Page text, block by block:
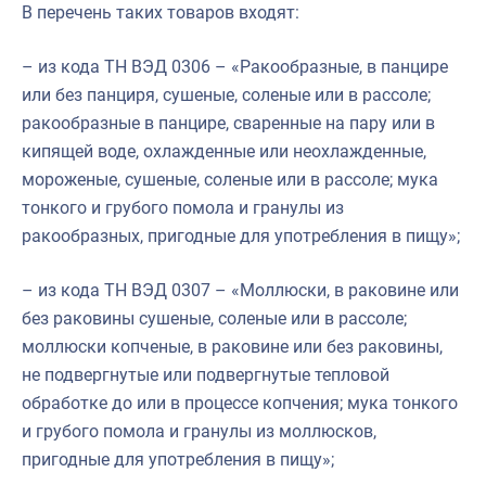
В перечень таких товаров входят:
– из кода ТН ВЭД 0306 – «Ракообразные, в панцире
или без панциря, сушеные, соленые или в рассоле;
ракообразные в панцире, сваренные на пару или в
кипящей воде, охлажденные или неохлажденные,
мороженые, сушеные, соленые или в рассоле; мука
тонкого и грубого помола и гранулы из
ракообразных, пригодные для употребления в пищу»;
– из кода ТН ВЭД 0307 – «Моллюски, в раковине или
без раковины сушеные, соленые или в рассоле;
моллюски копченые, в раковине или без раковины,
не подвергнутые или подвергнутые тепловой
обработке до или в процессе копчения; мука тонкого
и грубого помола и гранулы из моллюсков,
пригодные для употребления в пищу»;